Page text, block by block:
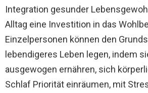
Integration gesunder
Alltag eine Investition in das
Einzelpersonen können den
lebendigeres Leben legen, indem
ausgewogen ernähren, sich
Schlaf Priorität einräumen, mit